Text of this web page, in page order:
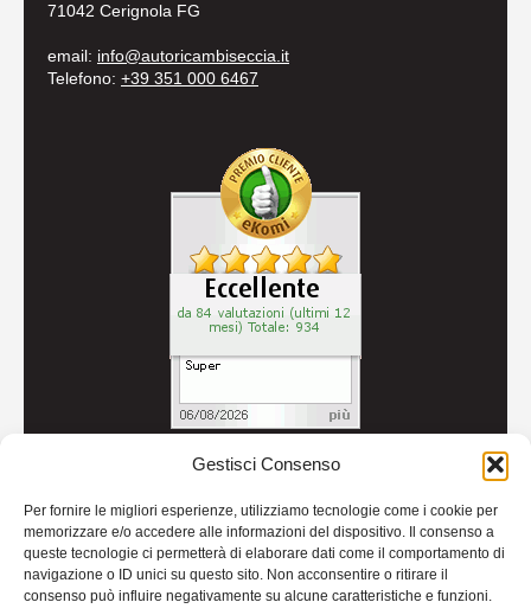
Gestisci Consenso
Per fornire le migliori esperienze, utilizziamo tecnologie come i cookie per
memorizzare e/o accedere alle informazioni del dispositivo. Il consenso a
queste tecnologie ci permetterà di elaborare dati come il comportamento di
navigazione o ID unici su questo sito. Non acconsentire o ritirare il
consenso può influire negativamente su alcune caratteristiche e funzioni.
71042 Cerignola FG
email: info@autoricambiseccia.it
Telefono: +39 351 000 6467
Credits